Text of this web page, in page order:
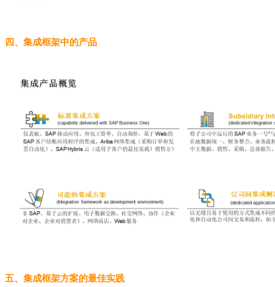
四、集成框架中的产品
五、集成框架方案的最佳实践